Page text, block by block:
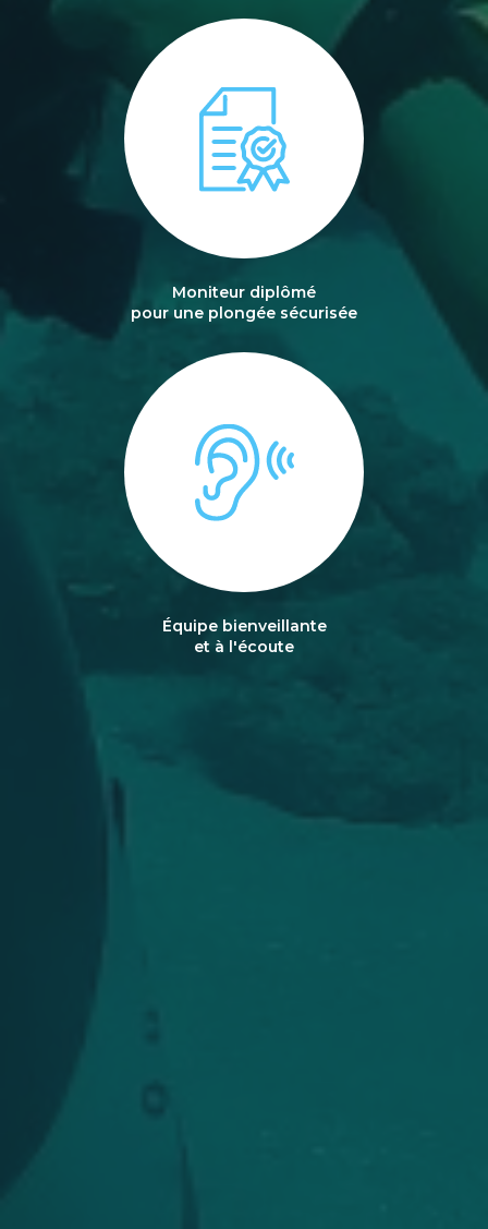
Moniteur diplômé
pour une plongée sécurisée
Équipe bienveillante
et à l'écoute